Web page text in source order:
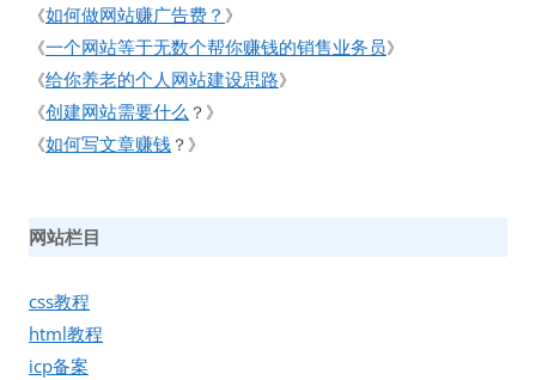
《如何做网站赚广告费？ 》
《一个网站等于无数个帮你赚钱的销售业务员》
《给你养老的个人网站建设思路》
《创建网站需要什么 ？》
《如何写文章赚钱 ？》
网站栏目
css教程
html教程
icp备案